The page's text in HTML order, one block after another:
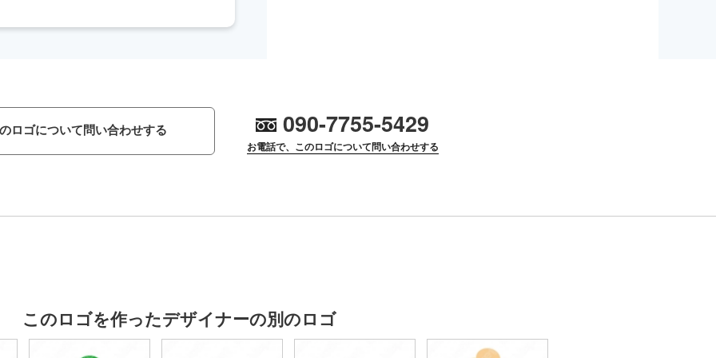
ロゴについて問い合わせする 090-7755-5429
お電話で、このロゴについて問い合わせする
このロゴを作ったデザイナーの別のロゴ